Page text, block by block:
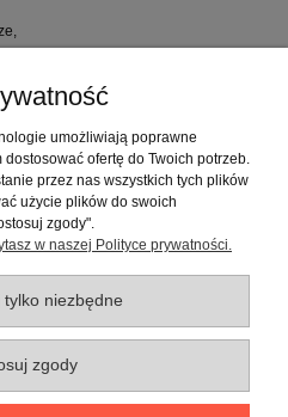
zakupów
konto
umożliwiają poprawne
ofertę do Twoich potrzeb.
przez nas wszystkich tych plików
użycie plików do swoich
zgody".
w naszej Polityce prywatności.
niezbędne
zgody